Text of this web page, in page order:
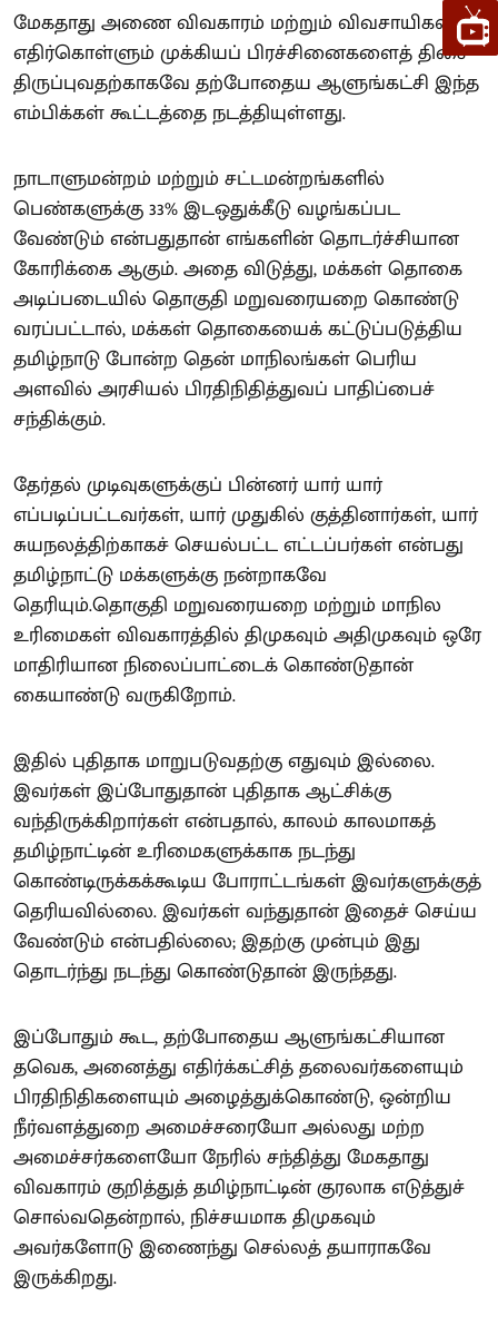
மேகதாது அணை விவகாரம் மற்றும் விவசாயிகள்
எதிர்கொள்ளும் முக்கியப் பிரச்சினைகளைத் திசை
திருப்புவதற்காகவே தற்போதைய ஆளுங்கட்சி இந்த
எம்பிக்கள் கூட்டத்தை நடத்தியுள்ளது.
நாடாளுமன்றம் மற்றும் சட்டமன்றங்களில்
பெண்களுக்கு 33% இடஒதுக்கீடு வழங்கப்பட
வேண்டும் என்பதுதான் எங்களின் தொடர்ச்சியான
கோரிக்கை ஆகும். அதை விடுத்து, மக்கள் தொகை
அடிப்படையில் தொகுதி மறுவரையறை கொண்டு
வரப்பட்டால், மக்கள் தொகையைக் கட்டுப்படுத்திய
தமிழ்நாடு போன்ற தென் மாநிலங்கள் பெரிய
அளவில் அரசியல் பிரதிநிதித்துவப் பாதிப்பைச்
சந்திக்கும்.
தேர்தல் முடிவுகளுக்குப் பின்னர் யார் யார்
எப்படிப்பட்டவர்கள், யார் முதுகில் குத்தினார்கள், யார்
சுயநலத்திற்காகச் செயல்பட்ட எட்டப்பர்கள் என்பது
தமிழ்நாட்டு மக்களுக்கு நன்றாகவே
தெரியும்.தொகுதி மறுவரையறை மற்றும் மாநில
உரிமைகள் விவகாரத்தில் திமுகவும் அதிமுகவும் ஒரே
மாதிரியான நிலைப்பாட்டைக் கொண்டுதான்
கையாண்டு வருகிறோம்.
இதில் புதிதாக மாறுபடுவதற்கு எதுவும் இல்லை.
இவர்கள் இப்போதுதான் புதிதாக ஆட்சிக்கு
வந்திருக்கிறார்கள் என்பதால், காலம் காலமாகத்
தமிழ்நாட்டின் உரிமைகளுக்காக நடந்து
கொண்டிருக்கக்கூடிய போராட்டங்கள் இவர்களுக்குத்
தெரியவில்லை. இவர்கள் வந்துதான் இதைச் செய்ய
வேண்டும் என்பதில்லை; இதற்கு முன்பும் இது
தொடர்ந்து நடந்து கொண்டுதான் இருந்தது.
இப்போதும் கூட, தற்போதைய ஆளுங்கட்சியான
தவெக, அனைத்து எதிர்க்கட்சித் தலைவர்களையும்
பிரதிநிதிகளையும் அழைத்துக்கொண்டு, ஒன்றிய
நீர்வளத்துறை அமைச்சரையோ அல்லது மற்ற
அமைச்சர்களையோ நேரில் சந்தித்து மேகதாது
விவகாரம் குறித்துத் தமிழ்நாட்டின் குரலாக எடுத்துச்
சொல்வதென்றால், நிச்சயமாக திமுகவும்
அவர்களோடு இணைந்து செல்லத் தயாராகவே
இருக்கிறது.